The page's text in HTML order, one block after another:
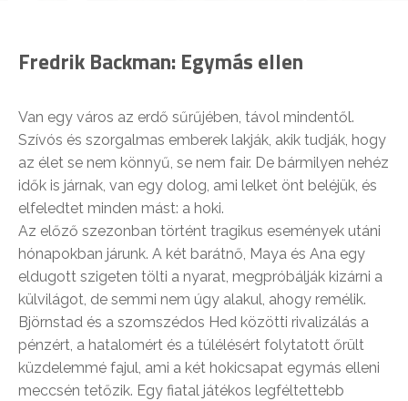
Fredrik Backman: Egymás ellen
Van egy város az erdő sűrűjében, távol mindentől.
Szívós és szorgalmas emberek lakják, akik tudják, hogy
az élet se nem könnyű, se nem fair. De bármilyen nehéz
idők is járnak, van egy dolog, ami lelket önt beléjük, és
elfeledtet minden mást: a hoki.
Az előző szezonban történt tragikus események utáni
hónapokban járunk. A két barátnő, Maya és Ana egy
eldugott szigeten tölti a nyarat, megpróbálják kizárni a
külvilágot, de semmi nem úgy alakul, ahogy remélik.
Björnstad és a szomszédos Hed közötti rivalizálás a
pénzért, a hatalomért és a túlélésért folytatott őrült
küzdelemmé fajul, ami a két hokicsapat egymás elleni
meccsén tetőzik. Egy fiatal játékos legféltettebb